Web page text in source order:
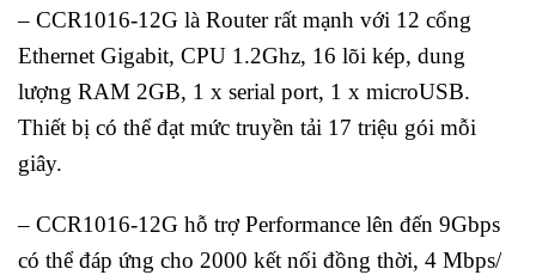
– CCR1016-12G là Router rất mạnh với 12 cổng
Ethernet Gigabit, CPU 1.2Ghz, 16 lõi kép, dung
lượng RAM 2GB, 1 x serial port, 1 x microUSB.
Thiết bị có thể đạt mức truyền tải 17 triệu gói mỗi
giây.
– CCR1016-12G hỗ trợ Performance lên đến 9Gbps
có thể đáp ứng cho 2000 kết nối đồng thời, 4 Mbps/